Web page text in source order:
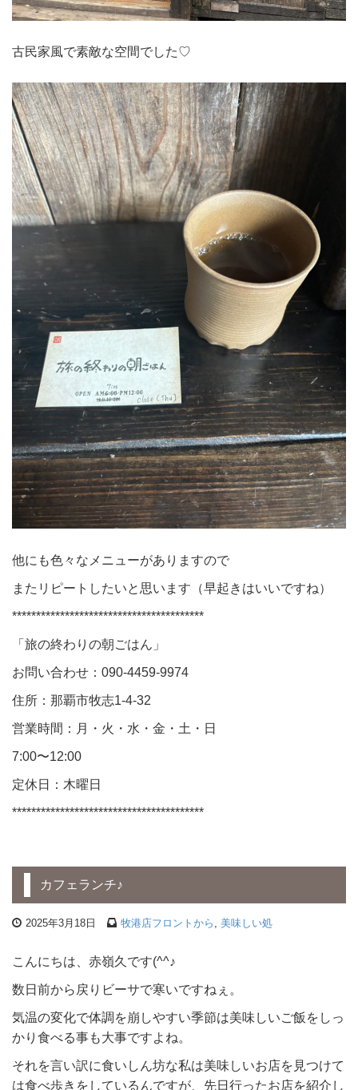
古民家風で素敵な空間でした♡
他にも色々なメニューがありますので
またリピートしたいと思います（早起きはいいですね）
****************************************
「旅の終わりの朝ごはん」
お問い合わせ：090-4459-9974
住所：那覇市牧志1-4-32
営業時間：月・火・水・金・土・日
7:00〜12:00
定休日：木曜日
****************************************
カフェランチ♪
2025年3月18日 牧港店フロントから 美味しい処
こんにちは、赤嶺久です(^^♪
数日前から戻りビーサで寒いですねぇ。
気温の変化で体調を崩しやすい季節は美味しいご飯をしっ
かり食べる事も大事ですよね。
それを言い訳に食いしん坊な私は美味しいお店を見つけて
は食べ歩きをしているんですが、先日行ったお店を紹介し